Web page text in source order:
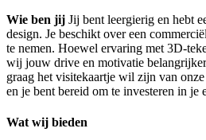
Wie ben jij Jij bent leergierig en hebt
design. Je beschikt over een
te nemen. Hoewel ervaring met 3D-
wij jouw drive en motivatie
graag het visitekaartje wil zijn van
en je bent bereid om te investeren in je
Wat wij bieden